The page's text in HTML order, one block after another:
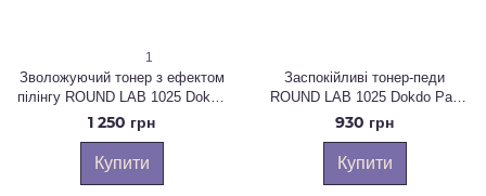
1
Зволожуючий тонер з ефектом
пілінгу ROUND LAB 1025 Dokdo
Toner 500 ml
1 250 грн
Купити
Заспокійливі тонер-педи
ROUND LAB 1025 Dokdo Pad
70 шт
930 грн
Купити